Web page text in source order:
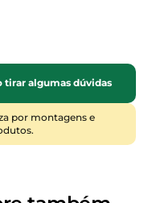
300/2002
tirar algumas dúvidas
por montagens e